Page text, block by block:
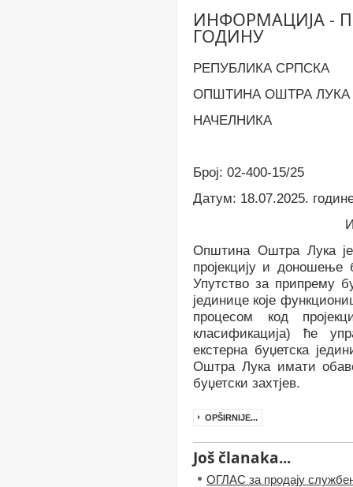
ИНФОРМАЦИЈА -
ГОДИНУ
РЕПУБЛИКА СРПСКА
ОПШТИНА ОШТРА ЛУКА
НАЧЕЛНИКА
Број: 02-400-15/25
Датум: 18.07.2025.
Општина Оштра Лука
пројекцију и доношење
Упутство за припрему
јединице које
процесом код
класификација) ће
екстерна буџетска
Оштра Лука имати
буџетски захтјев.
OPŠIRNIJE...
Još članaka...
ОГЛАС за продају